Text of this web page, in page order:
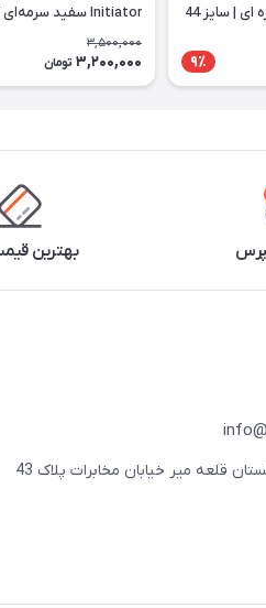
Initiator مشکی نقره ای | سایز 44
9٪
3,500,000
3,200,000 تومان
بهترین
قلعه میر خیابان مخابرات پلاک 43